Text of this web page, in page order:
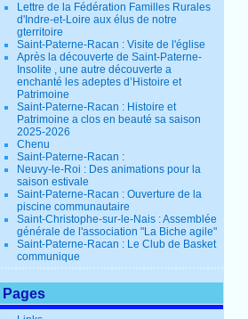
Lettre de la Fédération Familles Rurales
d'Indre-et-Loire aux élus de notre
gterritoire
Saint-Paterne-Racan : Visite de l'église
Après la découverte de Saint-Paterne-
Insolite , une autre découverte a
enchanté les adeptes d’Histoire et
Patrimoine
Saint-Paterne-Racan : Histoire et
Patrimoine a clos en beauté sa saison
2025-2026
Chenu
Saint-Paterne-Racan :
Neuvy-le-Roi : Des animations pour la
saison estivale
Saint-Paterne-Racan : Ouverture de la
piscine communautaire
Saint-Christophe-sur-le-Nais : Assemblée
générale de l'association "La Biche agile"
Saint-Paterne-Racan : Le Club de Basket
communique
Pages